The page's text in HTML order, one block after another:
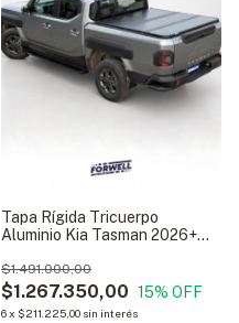
Tapa Rígida Tricuerpo
Aluminio Kia Tasman 2026+
$1.267.350,00
$1.491.000,00
15% OFF
6x $211.225,00 sin interés